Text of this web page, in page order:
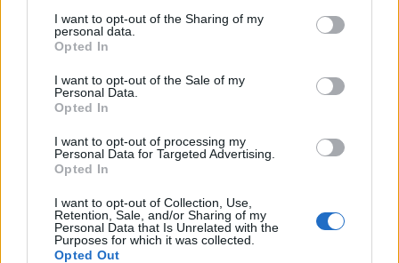
I want to opt-out of the Sharing of my
personal data.
Opted In
I want to opt-out of the Sale of my
Personal Data.
Opted In
I want to opt-out of processing my
Personal Data for Targeted Advertising.
Opted In
I want to opt-out of Collection, Use,
Retention, Sale, and/or Sharing of my
Personal Data that Is Unrelated with the
Purposes for which it was collected.
Opted Out